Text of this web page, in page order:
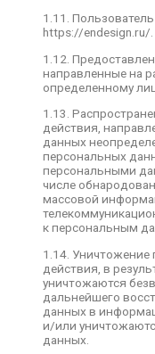
1.11.
https://endesign.ru/.
1.12.
направленные на
определенному
1.13.
действия,
данных
персональных
персональными
числе
массовой
к персональным
1.14.
действия, в
уничтожаются
дальнейшего
данных в
и/или
данных.
любые действия,
персональных
лиц (передача
ознакомление с
неограниченного
обнародование
средствах
информационно-
или
данным каким-
1.14. Уничтожение
любые действия, в
персональные
безвозвратно с
восстановления
данных в
персональных
материальные
2. Общие положения
2.1 Настоящая
персональных